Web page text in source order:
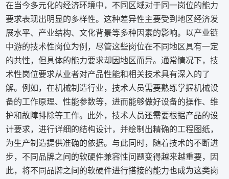
在当今多元化的经济环境中，不同区域对于同一岗位的能力
要求表现出明显的多样性。这种差异性主要受到地区经济发
展水平、产业结构、文化背景等多种因素的影响。以产业链
中游的技术性岗位为例，尽管这些岗位在不同地区具有一定
的共性，但具体的能力要求却因地区而异。通常情况下，技
术性岗位要求从业者对产品性能和相关技术具有深入的了
解。例如，在机械制造行业，技术人员需要熟练掌握机械设
备的工作原理、性能参数等，进而能够做好设备的操作、维
护和故障排除等工作。此外，技术人员还需要根据产品的设
计要求，进行详细的结构设计，并绘制出精确的工程图纸，
为生产制造提供准确的依据。与此同时，随着技术的不断进
步，不同品牌之间的软硬件兼容性问题变得越来越重要，因
此，将不同品牌之间的软硬件进行搭接的能力也成为这类岗